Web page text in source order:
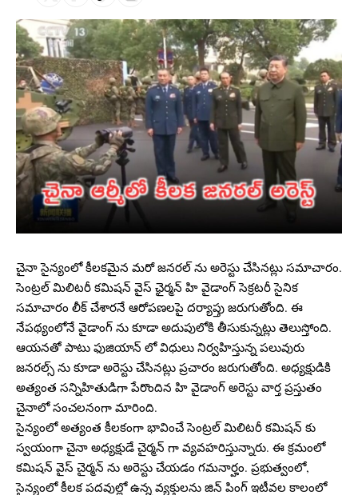
చైనా సైన్యంలో కీలకమైన మరో జనరల్ ను అరెస్టు చేసినట్లు సమాచారం.
సెంట్రల్‌ మిలిటరీ కమిషన్‌ వైస్‌ ఛైర్మన్‌ హి వైడాంగ్‌ సెక్రటరీ సైనిక
సమాచారం లీక్ చేశారనే ఆరోపణలపై దర్యాప్తు జరుగుతోంది. ఈ
నేపథ్యంలోనే వైడాంగ్ ను కూడా అదుపులోకి తీసుకున్నట్లు తెలుస్తోంది.
ఆయనతో పాటు ఫుజియాన్ లో విధులు నిర్వహిస్తున్న పలువురు
జనరల్స్ ను కూడా అరెస్టు చేసినట్లు ప్రచారం జరుగుతోంది. అధ్యక్షుడికి
అత్యంత సన్నిహితుడిగా పేరొందిన హి వైడాంగ్ అరెస్టు వార్త ప్రస్తుతం
చైనాలో సంచలనంగా మారింది.
సైన్యంలో అత్యంత కీలకంగా భావించే సెంట్రల్ మిలిటరీ కమిషన్ కు
స్వయంగా చైనా అధ్యక్షుడే చైర్మన్ గా వ్యవహరిస్తున్నారు. ఈ క్రమంలో
కమిషన్ వైస్ చైర్మన్ ను అరెస్టు చేయడం గమనార్హం. ప్రభుత్వంలో,
సైన్యంలో కీలక పదవుల్లో ఉన్న వ్యక్తులను జిన్ పింగ్ ఇటీవల కాలంలో